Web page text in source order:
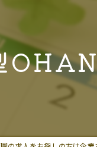
堺市認可OHANA保育
企業主導型OHANA